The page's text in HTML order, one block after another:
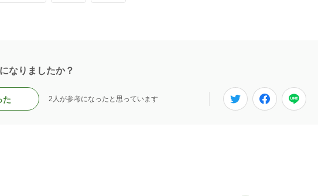
なりましたか？
た 2人が参考になったと思っています